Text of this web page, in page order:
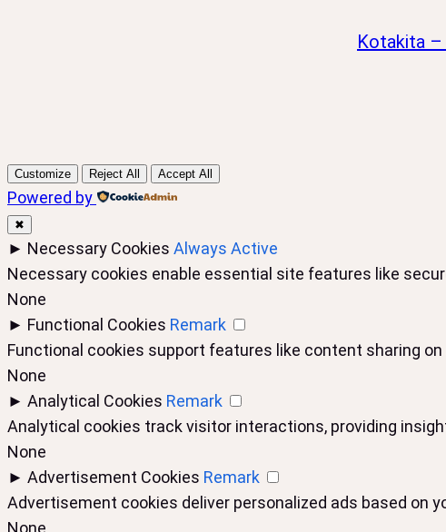
Kotakita –
Customize Reject All Accept All
Powered by
✖
► Necessary Cookies Always Active
Necessary cookies enable essential site features like
None
► Functional Cookies Remark
Functional cookies support features like content sharing
None
► Analytical Cookies Remark
Analytical cookies track visitor interactions, providing
None
► Advertisement Cookies Remark
Advertisement cookies deliver personalized ads based on
None